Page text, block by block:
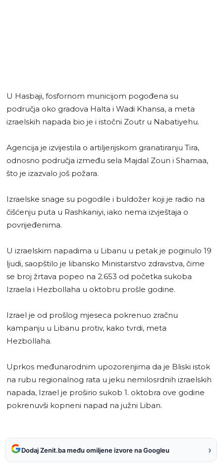
U Hasbaji, fosfornom municijom pogođena su
područja oko gradova Halta i Wadi Khansa, a meta
izraelskih napada bio je i istočni Zoutr u Nabatiyehu.
Agencija je izvijestila o artiljerijskom granatiranju Tira,
odnosno područja između sela Majdal Zoun i Shamaa,
što je izazvalo još požara.
Izraelske snage su pogodile i buldožer koji je radio na
čišćenju puta u Rashkaniyi, iako nema izvještaja o
povrijeđenima.
U izraelskim napadima u Libanu u petak je poginulo 19
ljudi, saopštilo je libansko Ministarstvo zdravstva, čime
se broj žrtava popeo na 2.653 od početka sukoba
Izraela i Hezbollaha u oktobru prošle godine.
Izrael je od prošlog mjeseca pokrenuo zračnu
kampanju u Libanu protiv, kako tvrdi, meta
Hezbollaha.
Uprkos međunarodnim upozorenjima da je Bliski istok
na rubu regionalnog rata u jeku nemilosrdnih izraelskih
napada, Izrael je proširio sukob 1. oktobra ove godine
pokrenuvši kopneni napad na južni Liban.
Dodaj Zenit.ba među omiljene izvore na Googleu ›